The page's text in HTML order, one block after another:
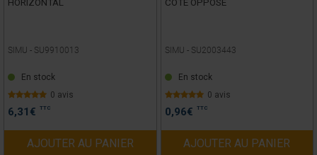
SIMU - SU9910013
En stock
0 avis
6,31 € TTC
AJOUTER AU PANIER
SIMU - SU2003443
En stock
0 avis
0,96€ TTC
AJOUTER AU PANIER